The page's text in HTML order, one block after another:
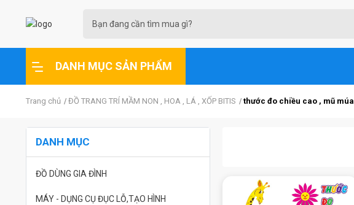
DANH MỤC SẢN PHẨM
Trang chủ ĐỒ TRANG TRÍ MẦM NON , HOA , LÁ , XỐP BITIS thước đo chiều cao , mũ múa
DANH MỤC
ĐỒ DÙNG GIA ĐÌNH
MÁY - DỤNG CỤ ĐỤC LỖ,TẠO HÌNH